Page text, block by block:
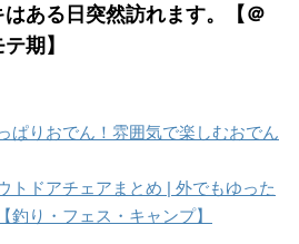
はある日突然訪れます。【＠
期】
ぱりおでん！雰囲気で楽しむおでん
トドアチェアまとめ | 外でもゆった
釣り・フェス・キャンプ】